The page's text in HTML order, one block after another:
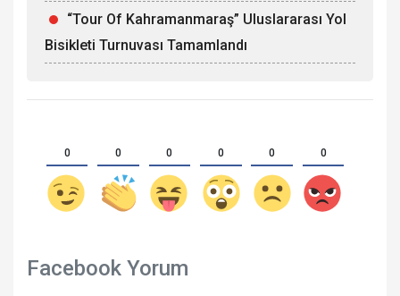
“Tour Of Kahramanmaraş” Uluslararası Yol
Bisikleti Turnuvası Tamamlandı
0 0 0 0 0 0
Facebook Yorum